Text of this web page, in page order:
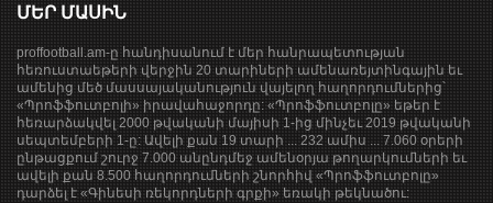
ՄԵՐ ՄԱՍԻՆ
proffootball.am-ը հանդիսանում է մեր հանրապետության
հեռուստաեթերի վերջին 20 տարիների ամենառեյտինգային եւ
ամենից մեծ մասսայականություն վայելող հաղորդումներից՝
«Պրոֆֆուտբոլի» իրավահաջորդը: «Պրոֆֆուտբոլը» եթեր է
հեռարձակվել 2000 թվականի մայիսի 1-ից մինչեւ 2019 թվականի
սեպտեմբերի 1-ը: Ավելի քան 19 տարի ... 232 ամիս ... 7.060 օրերի
ընթացքում շուրջ 7.000 անընդմեջ ամենօրյա թողարկումների եւ
ավելի քան 8.500 հաղորդումների շնորհիվ «Պրոֆֆուտբոլը»
դարձել է «Գինեսի ռեկորդների գրքի» եռակի թեկնածու: